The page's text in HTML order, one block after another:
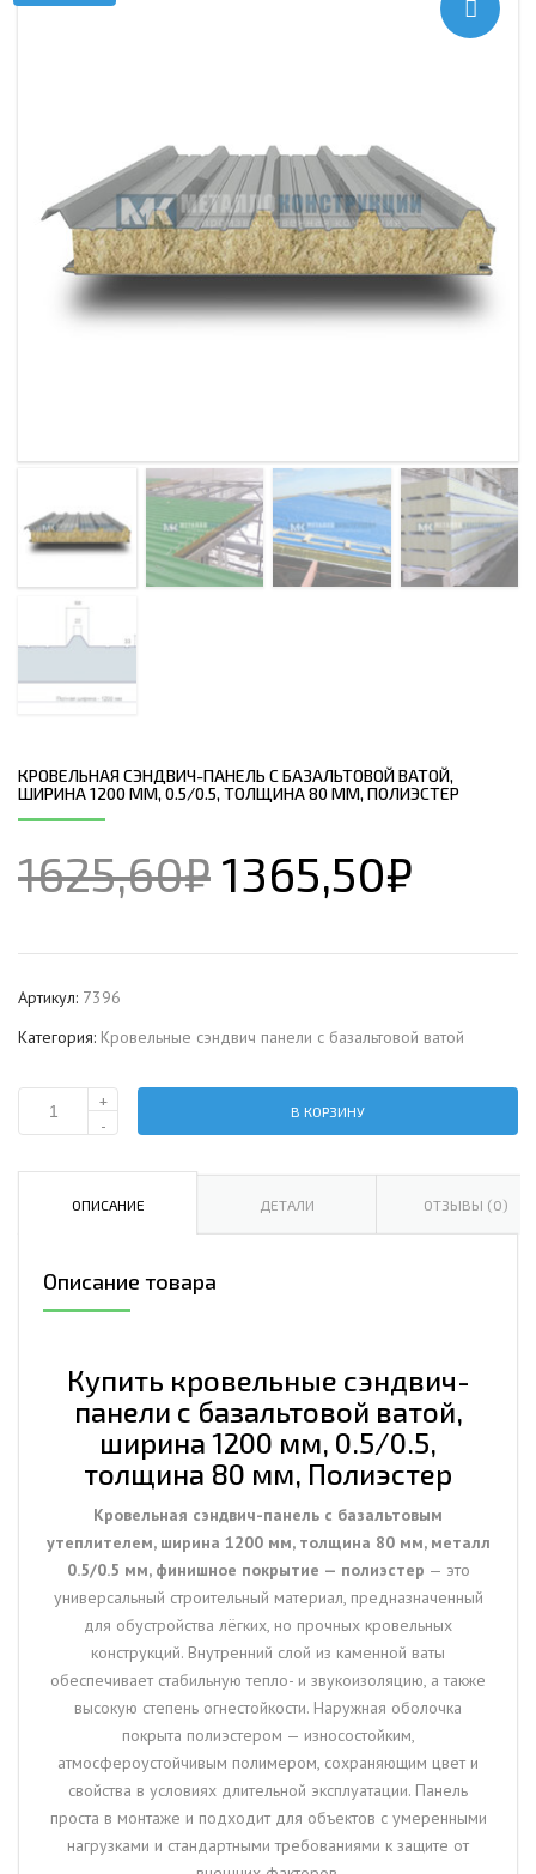
КРОВЕЛЬНАЯ СЭНДВИЧ-ПАНЕЛЬ С БАЗАЛЬТОВОЙ ВАТОЙ,
ШИРИНА 1200 ММ, 0.5/0.5, ТОЛЩИНА 80 ММ, ПОЛИЭСТЕР
1625,60₽ 1365,50₽
Артикул: 7396
Категория: Кровельные сэндвич панели c базальтовой ватой
Количество
сэндвич-
ватой,
ширина
0.5/0.5,
толщина
Полиэстер
+
-
В КОРЗИНУ
ОПИСАНИЕ ДЕТАЛИ ОТЗЫВЫ (0)
Описание товара
Купить кровельные сэндвич-
панели с базальтовой ватой,
ширина 1200 мм, 0.5/0.5,
толщина 80 мм, Полиэстер
Кровельная сэндвич-панель с базальтовым
утеплителем, ширина 1200 мм, толщина 80 мм, металл
0.5/0.5 мм, финишное покрытие — полиэстер — это
универсальный строительный материал, предназначенный
для обустройства лёгких, но прочных кровельных
конструкций. Внутренний слой из каменной ваты
обеспечивает стабильную тепло- и звукоизоляцию, а также
высокую степень огнестойкости. Наружная оболочка
покрыта полиэстером — износостойким,
атмосфероустойчивым полимером, сохраняющим цвет и
свойства в условиях длительной эксплуатации. Панель
проста в монтаже и подходит для объектов с умеренными
нагрузками и стандартными требованиями к защите от